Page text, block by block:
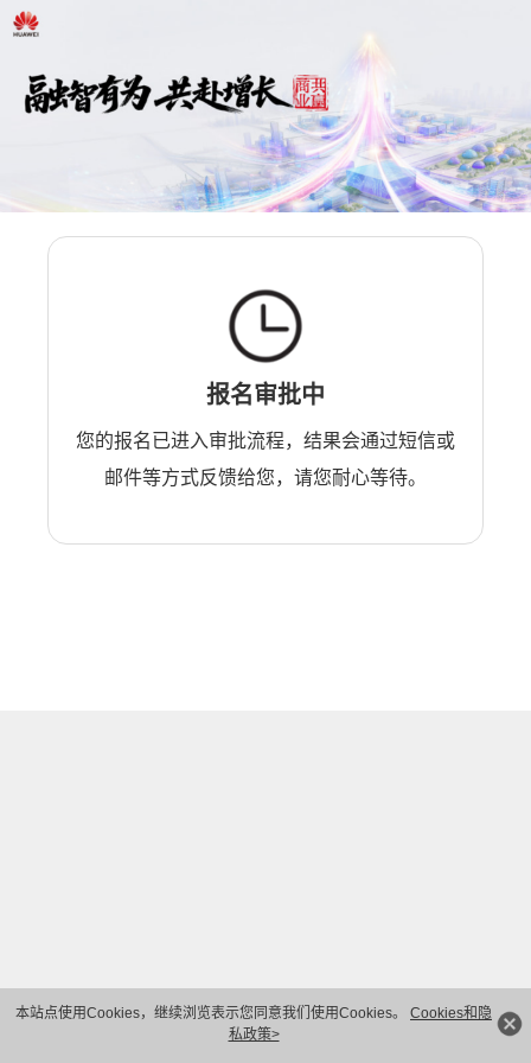
本站点使用Cookies，继续浏览表示您同意我们使用Cookies。 Cookies和隐
私政策>
报名审批中
您的报名已进入审批流程，结果会通过短信或
邮件等方式反馈给您，请您耐心等待。